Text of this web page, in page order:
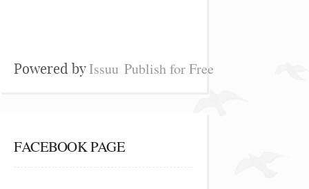
Powered byIssuu Publish for Free
FACEBOOK PAGE